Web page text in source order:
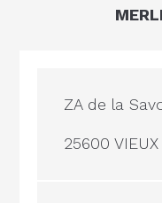
ZA de la
25600